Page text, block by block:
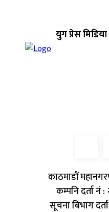
युग प्रेस मिडिया
काठमाडौं
कम्पनि दर्ता
सूचना बिभाग